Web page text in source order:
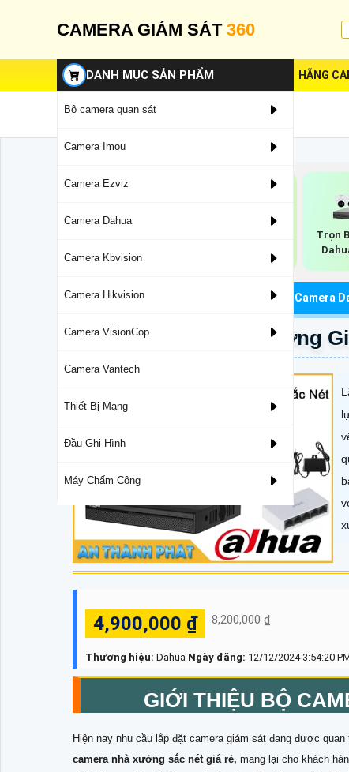
CAMERA GIÁM SÁT 360
DANH MỤC SẢN PHẨM
Bộ camera quan sát
Camera Imou
Camera Ezviz
Camera Dahua
Camera Kbvision
Camera Hikvision
Camera VisionCop
Camera Vantech
Thiết Bị Mạng
Đầu Ghi Hình
Máy Chấm Công
HÃNG
Trọn
Trang Chủ Lắp Trọn Bộ Camera Dahua Camera
Bộ Camera IP Nhà Xưởng
4,900,000 ₫ 8,200,000 ₫
Thương hiệu: Dahua Ngày đăng: 12/12/2024 3:54:20
GIỚI THIỆU BỘ
Hiện nay nhu cầu lắp đặt camera giám sát đang được
camera nhà xưởng sắc nét giá rẻ, mang lại cho khách